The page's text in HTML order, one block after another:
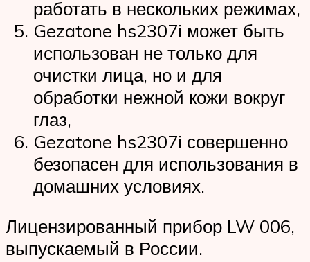
работать в нескольких режимах,
Gezatone hs2307i может быть
использован не только для
очистки лица, но и для
обработки нежной кожи вокруг
глаз,
Gezatone hs2307i совершенно
безопасен для использования в
домашних условиях.
Лицензированный прибор LW 006,
выпускаемый в России.